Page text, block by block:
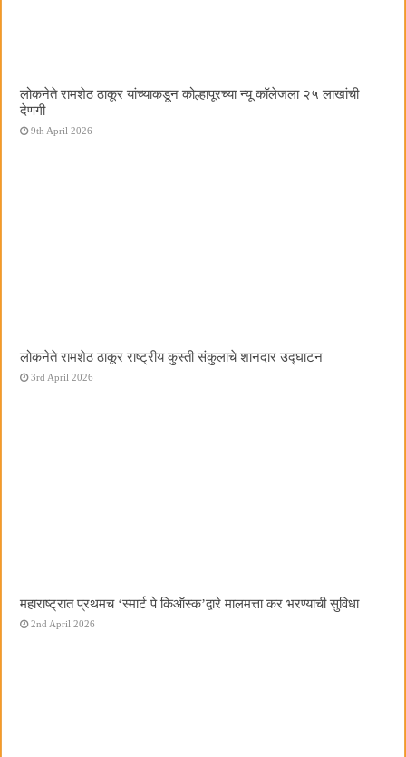
लोकनेते रामशेठ ठाकूर यांच्याकडून कोल्हापूरच्या न्यू कॉलेजला २५ लाखांची
देणगी
9th April 2026
लोकनेते रामशेठ ठाकूर राष्ट्रीय कुस्ती संकुलाचे शानदार उद्घाटन
3rd April 2026
महाराष्ट्रात प्रथमच ‌‘स्मार्ट पे किऑस्क‌’द्वारे मालमत्ता कर भरण्याची सुविधा
2nd April 2026